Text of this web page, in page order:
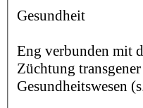
Gesundheit
Eng verbunden mit
Züchtung
Gesundheitswesen